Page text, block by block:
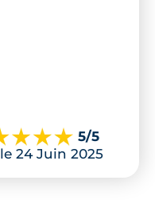
5/5
le 24 Juin 2025